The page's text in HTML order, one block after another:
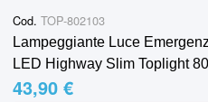
Cod. TOP-802103
Lampeggiante Luce
LED Highway Slim Toplight
43,90 €